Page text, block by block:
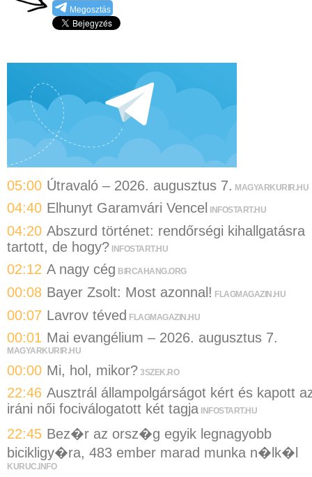
Megosztás
05:00 Útravaló – 2026. augusztus 7. MAGYARKURIR.HU
04:40 Elhunyt Garamvári Vencel INFOSTART.HU
04:20 Abszurd történet: rendőrségi kihallgatásra
tartott, de hogy? INFOSTART.HU
02:12 A nagy cég BIRCAHANG.ORG
00:08 Bayer Zsolt: Most azonnal! FLAGMAGAZIN.HU
00:07 Lavrov téved FLAGMAGAZIN.HU
00:01 Mai evangélium – 2026. augusztus 7.
MAGYARKURIR.HU
00:00 Mi, hol, mikor? 3SZEK.RO
22:46 Ausztrál állampolgárságot kért és kapott
iráni női fociválogatott két tagja INFOSTART.HU
22:45 Bez�r az orsz�g egyik legnagyobb
bicikligy�ra, 483 ember marad munka n�lk�l
KURUC.INFO